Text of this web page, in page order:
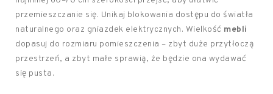
przemieszczanie się. Unikaj blokowania dostępu do światła
naturalnego oraz gniazdek elektrycznych. Wielkość mebli
dopasuj do rozmiaru pomieszczenia – zbyt duże przytłoczą
przestrzeń, a zbyt małe sprawią, że będzie ona wydawać
się pusta.